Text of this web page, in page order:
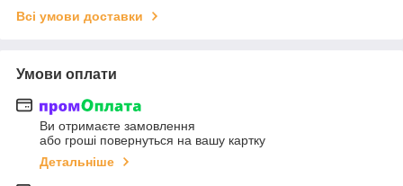
Всі умови доставки
Умови оплати
Ви отримаєте замовлення
або гроші повернуться на вашу картку
Детальніше